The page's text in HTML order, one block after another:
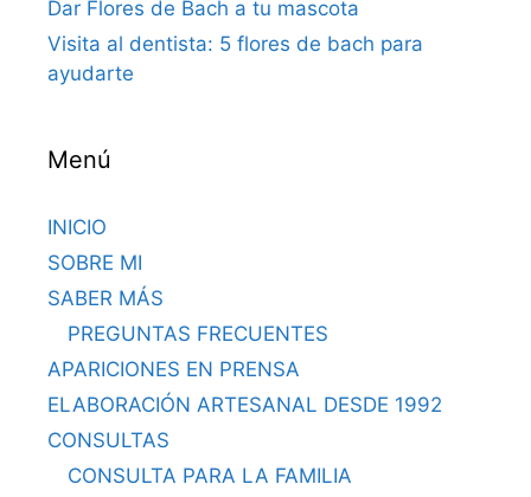
Dar Flores de Bach a tu mascota
Visita al dentista: 5 flores de bach para
ayudarte
Menú
INICIO
SOBRE MI
SABER MÁS
PREGUNTAS FRECUENTES
APARICIONES EN PRENSA
ELABORACIÓN ARTESANAL DESDE 1992
CONSULTAS
CONSULTA PARA LA FAMILIA